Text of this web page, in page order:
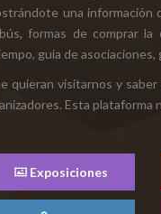
una información
formas de comprar
guía de asociaciones,
visitarnos y
Esta
Exposiciones